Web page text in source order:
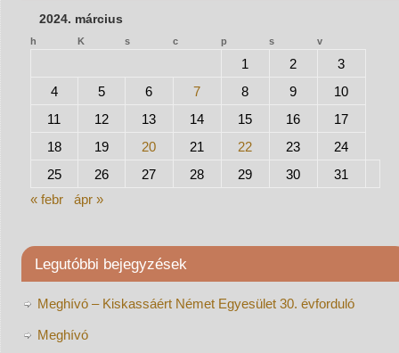
2024. március
h K s c p s v
1 2
3
4
5 6 7 8 9
10
11
12 13 14 15 16
17
18
19 20 21 22 23
24
25
26 27 28 29 30
31
« febr
ápr »
Legutóbbi bejegyzések
Meghívó – Kiskassáért Német Egyesület 30. évforduló
Meghívó